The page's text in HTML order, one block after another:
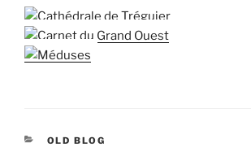
CATEGORIES
OLD BLOG